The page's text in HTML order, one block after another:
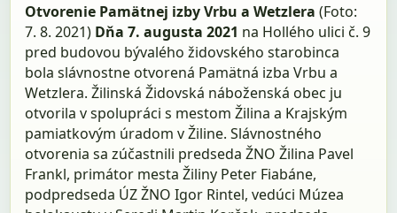
Otvorenie Pamätnej izby Vrbu a Wetzlera (Foto:
7. 8. 2021) Dňa 7. augusta 2021 na Hollého ulici č. 9
pred budovou bývalého židovského starobinca
bola slávnostne otvorená Pamätná izba Vrbu a
Wetzlera. Žilinská Židovská náboženská obec ju
otvorila v spolupráci s mestom Žilina a Krajským
pamiatkovým úradom v Žiline. Slávnostného
otvorenia sa zúčastnili predseda ŽNO Žilina Pavel
Frankl, primátor mesta Žiliny Peter Fiabáne,
podpredseda ÚZ ŽNO Igor Rintel, vedúci Múzea